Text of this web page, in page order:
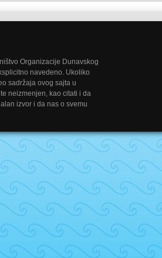
Organizacije Dunavskog
navedeno. Ukoliko
sadržaja ovog sajta u
neizmenjen, kao citati i da
izvor i da nas o svemu